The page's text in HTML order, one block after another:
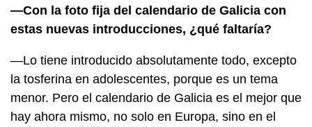
—Con la foto fija del calendario de Galicia con
estas nuevas introducciones, ¿qué faltaría?
—Lo tiene introducido absolutamente todo, excepto
la tosferina en adolescentes, porque es un tema
menor. Pero el calendario de Galicia es el mejor que
hay ahora mismo, no solo en Europa, sino en el